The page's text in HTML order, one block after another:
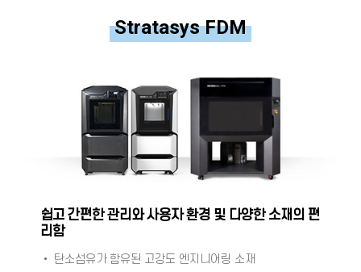
Stratasys FDM
쉽고 간편한 관리와 사용자 환경 및 다양한 소재의 편
리함
• 탄소섬유가 함유된 고강도 엔지니어링 소재